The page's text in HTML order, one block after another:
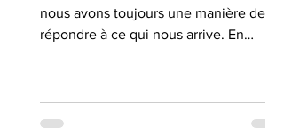
nous avons toujours une manière de
répondre à ce qui nous arrive. En
et influencent notre vie. Oser dire « je